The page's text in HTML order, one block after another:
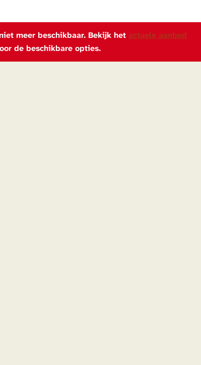
meer beschikbaar. Bekijk het actuele aanbod
de beschikbare opties.